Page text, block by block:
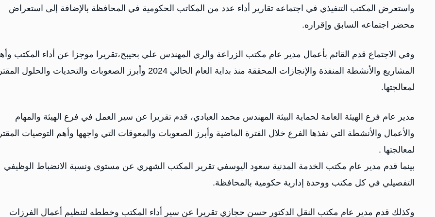
واستعرض المكتب التنفيذي في اجتماعه تقارير أداء عدد من المكاتب الحكومية في المحافظة بالإضافة إلى استعراض
محضر اجتماعه السابق وإقراره.
وفي الاجتماع قدم القائم بأعمال مدير عام مكتب الزراعة والري المهندس علي بحيبح،تقريرا موجزا عن أداء المكتب
المشاريع والأنشطة المنفذة والإنجازات المحققة منذ بداية العام الحالي 2024 وأبرز الصعوبات والتحديات
لمعالجتها.
مدير عام فرع الهيئة العامة لحماية البيئة المهندس محمد العبادي، قدم تقريرا عن سير العمل في فرع الهيئة والمهام
والأعمال والأنشطة التي نفذها الفرع خلال الفترة الماضية وأبرز الصعوبات والمعوقات التي واجهها وأهم التوصيات
لمعالجتها .
بينما قدم مدير عام مكتب الخدمة المدنية سعود اليوسفي تقرير المكتب الشهري عن مستوى ونسبة الانضباط الوظيفي
التفصيلي في كل مكتب ووحدة إدارية حكومية بالمحافظة.
وكذلك قدم مدير عام مكتب النقل الدكتور حسن حجازي تقريرا عن سير أداء المكتب وخططه لتنظيم أعمال الفرزات